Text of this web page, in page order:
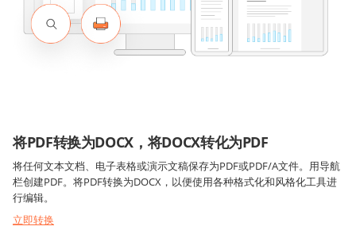
将PDF转换为DOCX，将DOCX转化为PDF
将任何文本文档、电子表格或演示文稿保存为PDF或PDF/A文件。用导航
栏创建PDF。将PDF转换为DOCX，以便使用各种格式化和风格化工具进
行编辑。
立即转换